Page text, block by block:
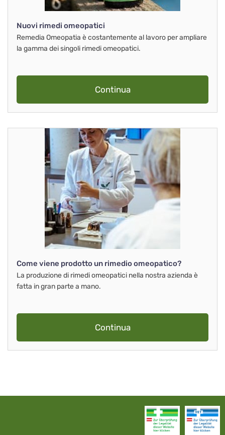
Nuovi rimedi omeopatici
Remedia Omeopatia è costantemente al lavoro per ampliare
la gamma dei singoli rimedi omeopatici.
Continua
Come viene prodotto un rimedio omeopatico?
La produzione di rimedi omeopatici nella nostra azienda è
fatta in gran parte a mano.
Continua